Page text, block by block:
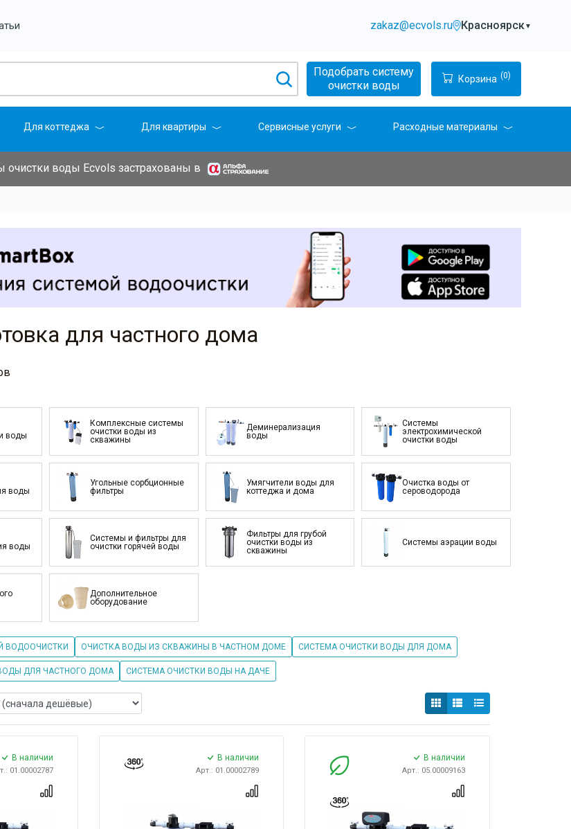
zakaz@ecvols.ru Красноярск▼
Подобрать систему
очистки воды
Корзина (0)
Для коттеджа Для квартиры Сервисные услуги Расходные материалы
очистки воды Ecvols застрахованы в
для частного дома
воды
Комплексные системы
очистки воды из
скважины
Деминерализация
воды
Системы
электрохимической
очистки воды
воды
Угольные сорбционные
фильтры
Умягчители воды для
коттеджа и дома
Очистка воды от
сероводорода
воды
Системы и фильтры для
очистки горячей воды
Фильтры для грубой
очистки воды из
скважины
Системы аэрации воды
Дополнительное
оборудование
ВОДООЧИСТКИ ОЧИСТКА ВОДЫ ИЗ СКВАЖИНЫ В ЧАСТНОМ ДОМЕ СИСТЕМА ОЧИСТКИ ВОДЫ ДЛЯ ДОМА
ДЛЯ ЧАСТНОГО ДОМА СИСТЕМА ОЧИСТКИ ВОДЫ НА ДАЧЕ
В наличии
01.00002787
В наличии
Арт.: 01.00002789
В наличии
Арт.: 05.00009163